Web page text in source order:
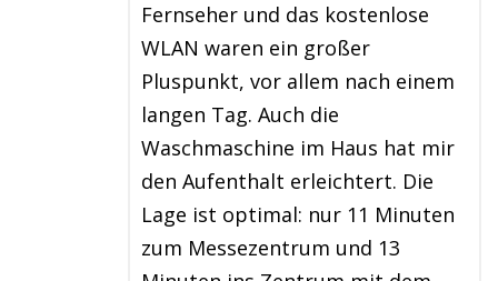
Fernseher und das kostenlose
WLAN waren ein großer
Pluspunkt, vor allem nach einem
langen Tag. Auch die
Waschmaschine im Haus hat mir
den Aufenthalt erleichtert. Die
Lage ist optimal: nur 11 Minuten
zum Messezentrum und 13